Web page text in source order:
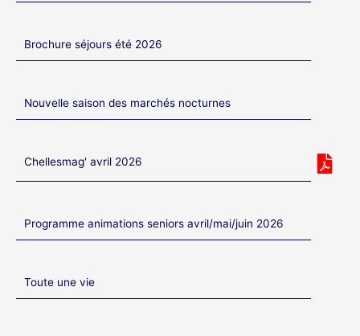
Brochure séjours été 2026
Nouvelle saison des marchés nocturnes
Chellesmag' avril 2026
Programme animations seniors avril/mai/juin 2026
Toute une vie